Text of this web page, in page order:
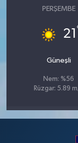
PERŞEMBE
21
Güneşli
Nem: %56
Rüzgar: 5.89